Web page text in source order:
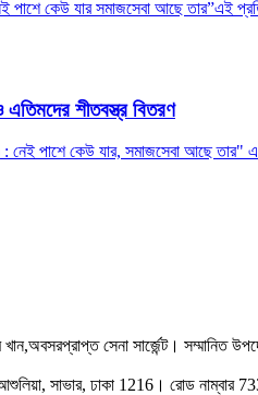
পাশে কেউ যার সমাজসেবা আছে তার”এই
শীতবস্ত্র বিতরণ
: নেই পাশে কেউ যার, সমাজসেবা আছে
সেনা সার্জেন্ট। সম্মানিত
সাভার, ঢাকা 1216। রোড নাম্বার